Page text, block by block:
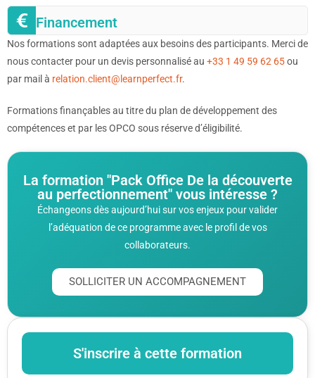
Financement
Nos formations sont adaptées aux besoins des participants. Merci de
nous contacter pour un devis personnalisé au +33 1 49 59 62 65ou
par mail à relation.client@learnperfect.fr.
Formations finançables au titre du plan de développement des
compétences et par les OPCO sous réserve d’éligibilité.
La formation "Pack Office De la découverte
au perfectionnement" vous intéresse ?
Échangeons dès aujourd’hui sur vos enjeux pour valider
l’adéquation de ce programme avec le profil de vos
collaborateurs.
SOLLICITER UN ACCOMPAGNEMENT
S'inscrire à cette formation